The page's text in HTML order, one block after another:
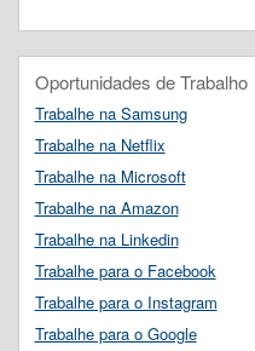
Oportunidades de Trabalho
Trabalhe na Samsung
Trabalhe na Netflix
Trabalhe na Microsoft
Trabalhe na Amazon
Trabalhe na Linkedin
Trabalhe para o Facebook
Trabalhe para o Instagram
Trabalhe para o Google